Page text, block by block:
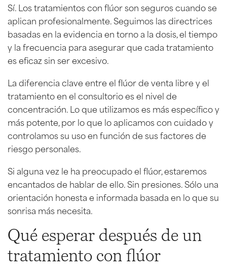
Sí. Los tratamientos con flúor son seguros cuando se
aplican profesionalmente. Seguimos las directrices
basadas en la evidencia en torno a la dosis, el tiempo
y la frecuencia para asegurar que cada tratamiento
es eficaz sin ser excesivo.
La diferencia clave entre el flúor de venta libre y el
tratamiento en el consultorio es el nivel de
concentración. Lo que utilizamos es más específico y
más potente, por lo que lo aplicamos con cuidado y
controlamos su uso en función de sus factores de
riesgo personales.
Si alguna vez le ha preocupado el flúor, estaremos
encantados de hablar de ello. Sin presiones. Sólo una
orientación honesta e informada basada en lo que su
sonrisa más necesita.
Qué esperar después de un
tratamiento con flúor